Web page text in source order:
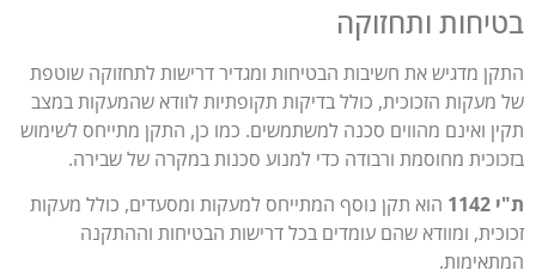
ותחזוקה
מדגיש את חשיבות הבטיחות ומגדיר דרישות לתחזוקה שוטפת
הזכוכית, כולל בדיקות תקופתיות לוודא שהמעקות במצב
ואינם מהווים סכנה למשתמשים. כמו כן, התקן מתייחס לשימוש
מחוסמת ורבודה כדי למנוע סכנות במקרה של שבירה.
הוא תקן נוסף המתייחס למעקות ומסעדים, כולל מעקות
ומוודא שהם עומדים בכל דרישות הבטיחות וההתקנה